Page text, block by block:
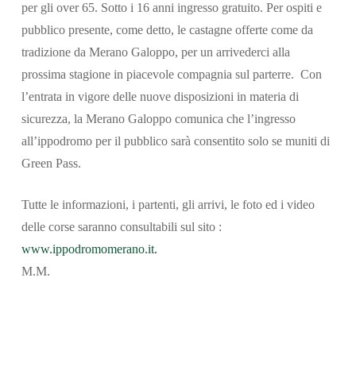
per gli over 65. Sotto i 16 anni ingresso gratuito. Per ospiti e
pubblico presente, come detto, le castagne offerte come da
tradizione da Merano Galoppo, per un arrivederci alla
prossima stagione in piacevole compagnia sul parterre. Con
l’entrata in vigore delle nuove disposizioni in materia di
sicurezza, la Merano Galoppo comunica che l’ingresso
all’ippodromo per il pubblico sarà consentito solo se muniti di
Green Pass.
Tutte le informazioni, i partenti, gli arrivi, le foto ed i video
delle corse saranno consultabili sul sito :
www.ippodromomerano.it.
M.M.